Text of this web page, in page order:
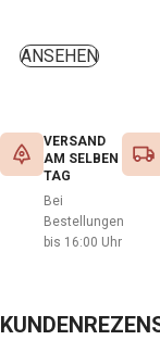
ANSEHEN
VERSAND
AM SELBEN
TAG
Bei
Bestellungen
bis 16:00 Uhr